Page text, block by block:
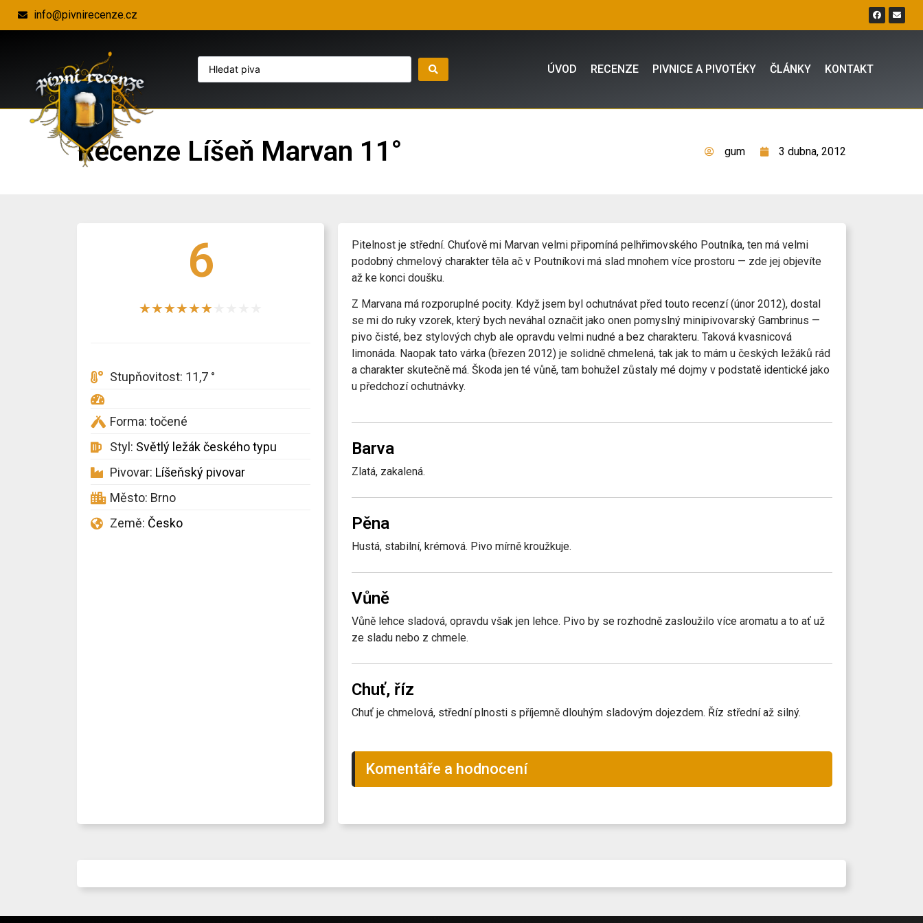
info@pivnirecenze.cz
ÚVOD RECENZE PIVNICE A PIVOTÉKY ČLÁNKY KONTAKT
Recenze Líšeň Marvan 11° gum 3 dubna, 2012
6
★★★★★★
Stupňovitost: 11,7 °
Forma: točené
Styl: Světlý ležák českého typu
Pivovar: Líšeňský pivovar
Město: Brno
Země: Česko
Pitelnost je střední. Chuťově mi Marvan velmi připomíná pelhřimovského Poutníka, ten má velmi
podobný chmelový charakter těla ač v Poutníkovi má slad mnohem více prostoru — zde jej objevíte
až ke konci doušku.
Z Marvana má rozporuplné pocity. Když jsem byl ochutnávat před touto recenzí (únor 2012), dostal
se mi do ruky vzorek, který bych neváhal označit jako onen pomyslný minipivovarský Gambrinus —
pivo čisté, bez stylových chyb ale opravdu velmi nudné a bez charakteru. Taková kvasnicová
limonáda. Naopak tato várka (březen 2012) je solidně chmelená, tak jak to mám u českých ležáků rád
a charakter skutečně má. Škoda jen té vůně, tam bohužel zůstaly mé dojmy v podstatě identické jako
u předchozí ochutnávky.
Barva
Zlatá, zakalená.
Pěna
Hustá, stabilní, krémová. Pivo mírně kroužkuje.
Vůně
Vůně lehce sladová, opravdu však jen lehce. Pivo by se rozhodně zasloužilo více aromatu a to ať už
ze sladu nebo z chmele.
Chuť, říz
Chuť je chmelová, střední plnosti s příjemně dlouhým sladovým dojezdem. Říz střední až silný.
Komentáře a hodnocení